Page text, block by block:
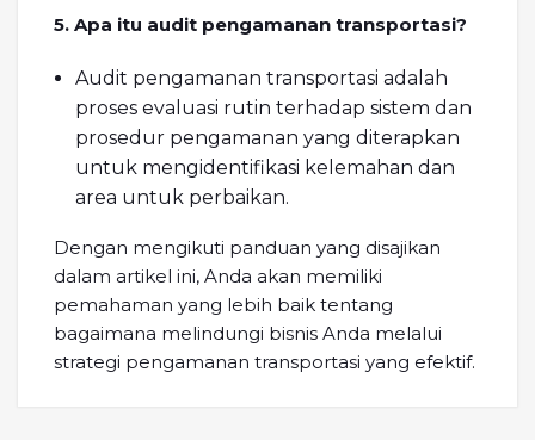
5. Apa itu audit pengamanan transportasi?
Audit pengamanan transportasi adalah
proses evaluasi rutin terhadap sistem dan
prosedur pengamanan yang diterapkan
untuk mengidentifikasi kelemahan dan
area untuk perbaikan.
Dengan mengikuti panduan yang disajikan
dalam artikel ini, Anda akan memiliki
pemahaman yang lebih baik tentang
bagaimana melindungi bisnis Anda melalui
strategi pengamanan transportasi yang efektif.